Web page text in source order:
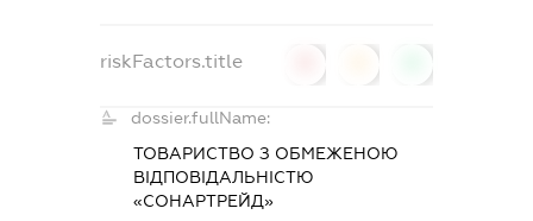
riskFactors.title
dossier.fullName:
ТОВАРИСТВО З ОБМЕЖЕНОЮ
ВІДПОВІДАЛЬНІСТЮ
«СОНАРТРЕЙД»